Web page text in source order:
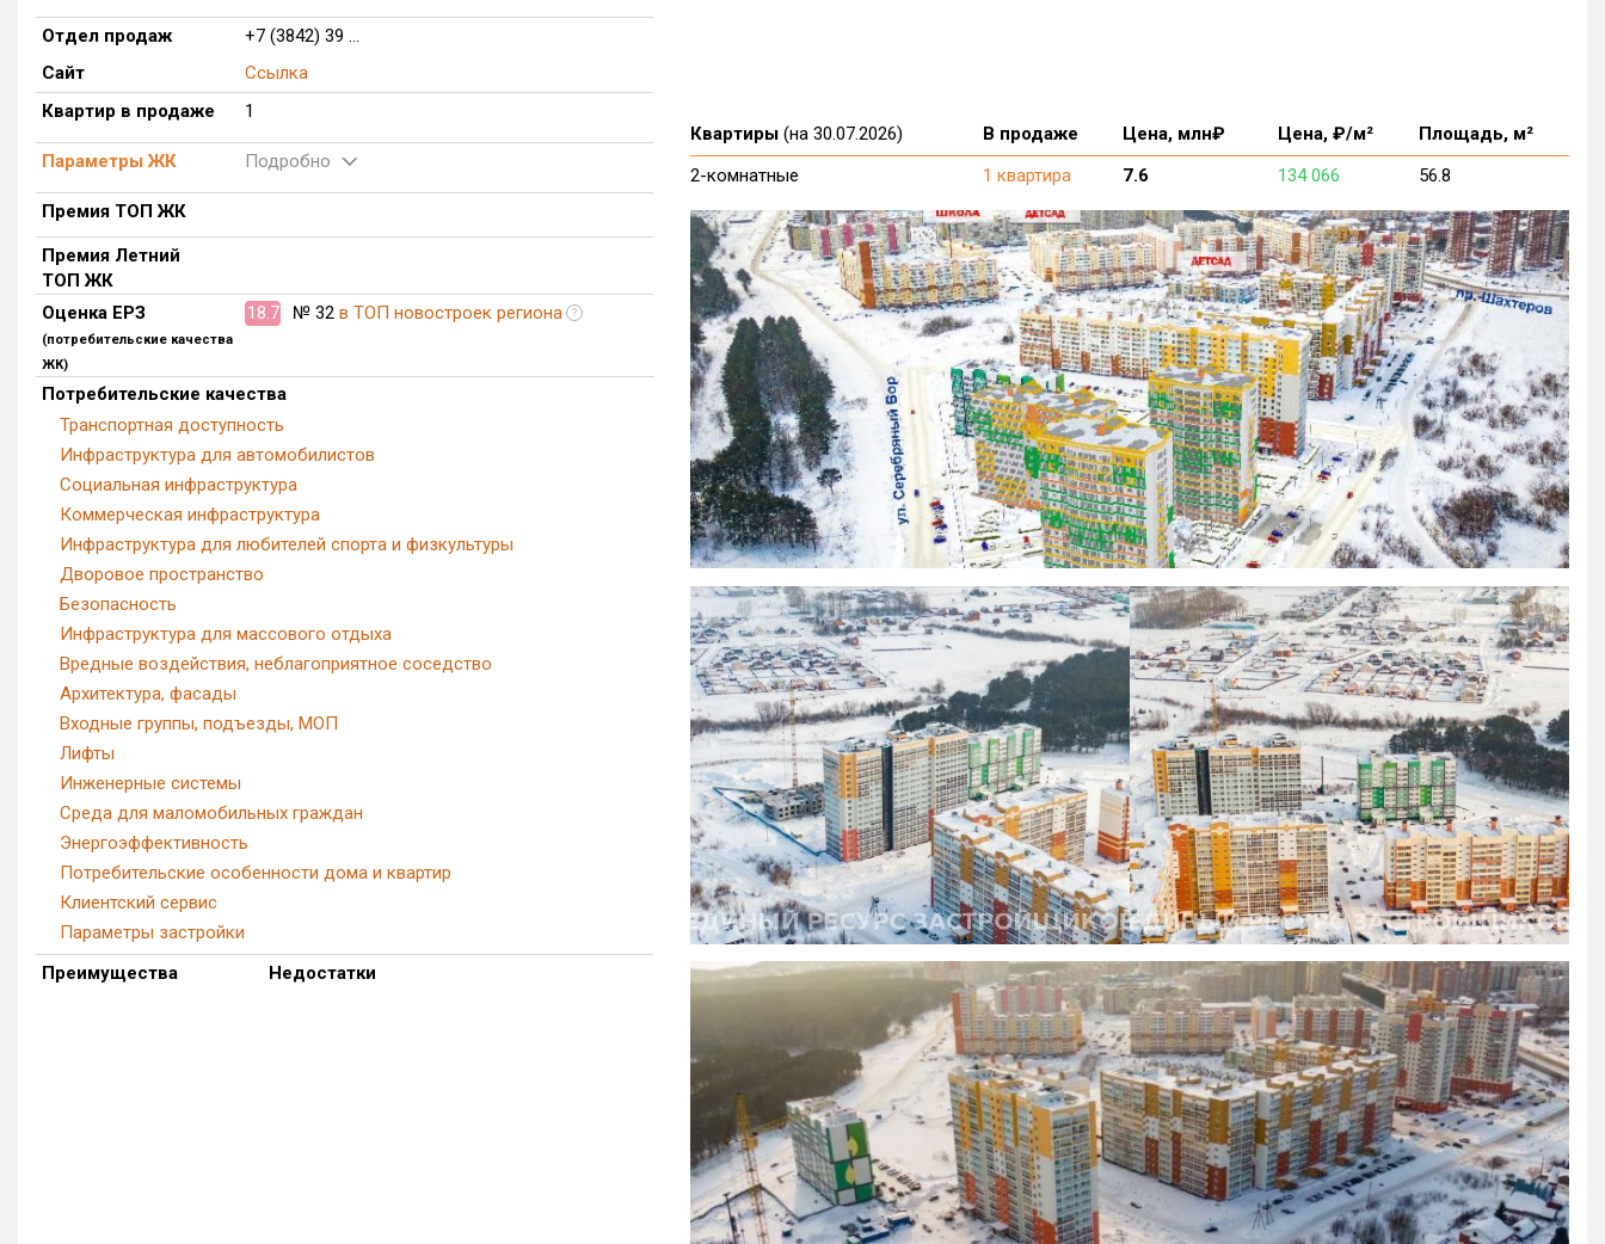
Отдел продаж
+7 (3842) 39 ...
Сайт
Ссылка
Квартир в продаже
1
Параметры ЖК Подробно
Премия ТОП ЖК
Премия Летний
ТОП ЖК
Оценка ЕРЗ
(потребительские качества
ЖК)
18.7 № 32 в ТОП новостроек региона ?
Потребительские качества
Транспортная доступность
Инфраструктура для автомобилистов
Социальная инфраструктура
Коммерческая инфраструктура
Инфраструктура для любителей спорта и физкультуры
Дворовое пространство
Безопасность
Инфраструктура для массового отдыха
Вредные воздействия, неблагоприятное соседство
Архитектура, фасады
Входные группы, подъезды, МОП
Лифты
Инженерные системы
Среда для маломобильных граждан
Энергоэффективность
Потребительские особенности дома и квартир
Клиентский сервис
Параметры застройки
Преимущества
Недостатки
Квартиры (на 30.07.2026) В продаже Цена, млн₽ Цена, ₽/м²
Площадь, м²
2-комнатные
1 квартира 7.6 134 066 56.8